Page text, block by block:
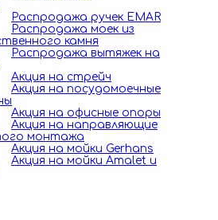
Распродажа ручек EMAR
Распродажа моек из
камня
Распродажа вытяжек на
Акция на стрейч
Акция на посудомоечные
Акция на офисные опоры
Акция на направляющие
монтажа
Акция на мойки Gerhans
Акция на мойки Amalet и